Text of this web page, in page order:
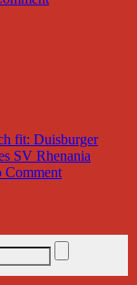
fit: Duisburger
SV Rhenania
Comment